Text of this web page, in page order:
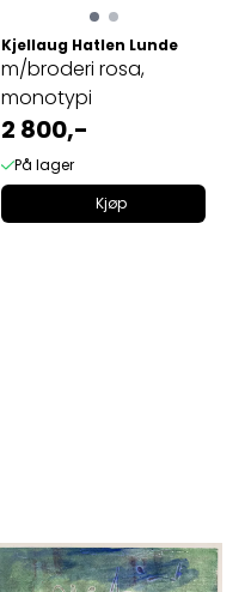
Kjellaug Hatlen Lunde
m/broderi rosa,
monotypi
2 800,-
På lager
Kjøp